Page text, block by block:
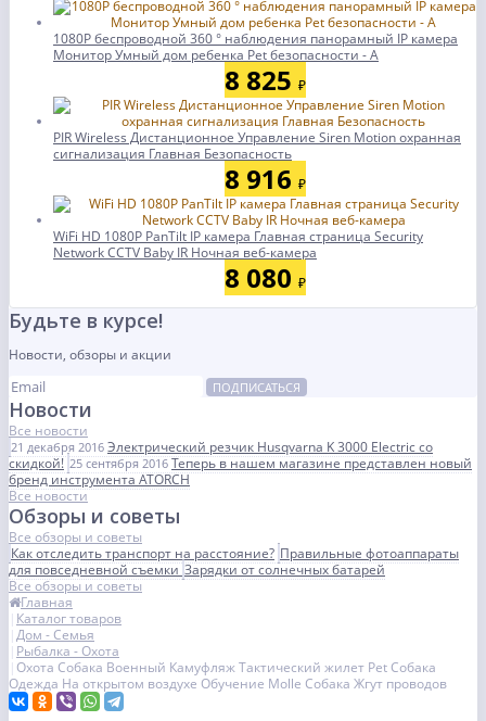
1080P беспроводной 360 ° наблюдения панорамный IP камера
Монитор Умный дом ребенка Pet безопасности - А
8 825 ₽
PIR Wireless Дистанционное Управление Siren Motion охранная
сигнализация Главная Безопасность
8 916 ₽
WiFi HD 1080P PanTilt IP камера Главная страница Security
Network CCTV Baby IR Ночная веб-камера
8 080 ₽
Будьте в курсе!
Новости, обзоры и акции
ПОДПИСАТЬСЯ
Новости
Все новости
21 декабря 2016 Электрический резчик Husqvarna K 3000 Electric со
скидкой! 25 сентября 2016 Теперь в нашем магазине представлен новый
бренд инструмента ATORCH
Все новости
Обзоры и советы
Все обзоры и советы
Как отследить транспорт на расстояние? Правильные фотоаппараты
для повседневной съемкиЗарядки от солнечных батарей
Все обзоры и советы
Главная
Каталог товаров
Дом - Семья
Рыбалка - Охота
Охота Собака Военный Камуфляж Тактический жилет Pet Собака
Одежда На открытом воздухе Обучение Molle Собака Жгут проводов